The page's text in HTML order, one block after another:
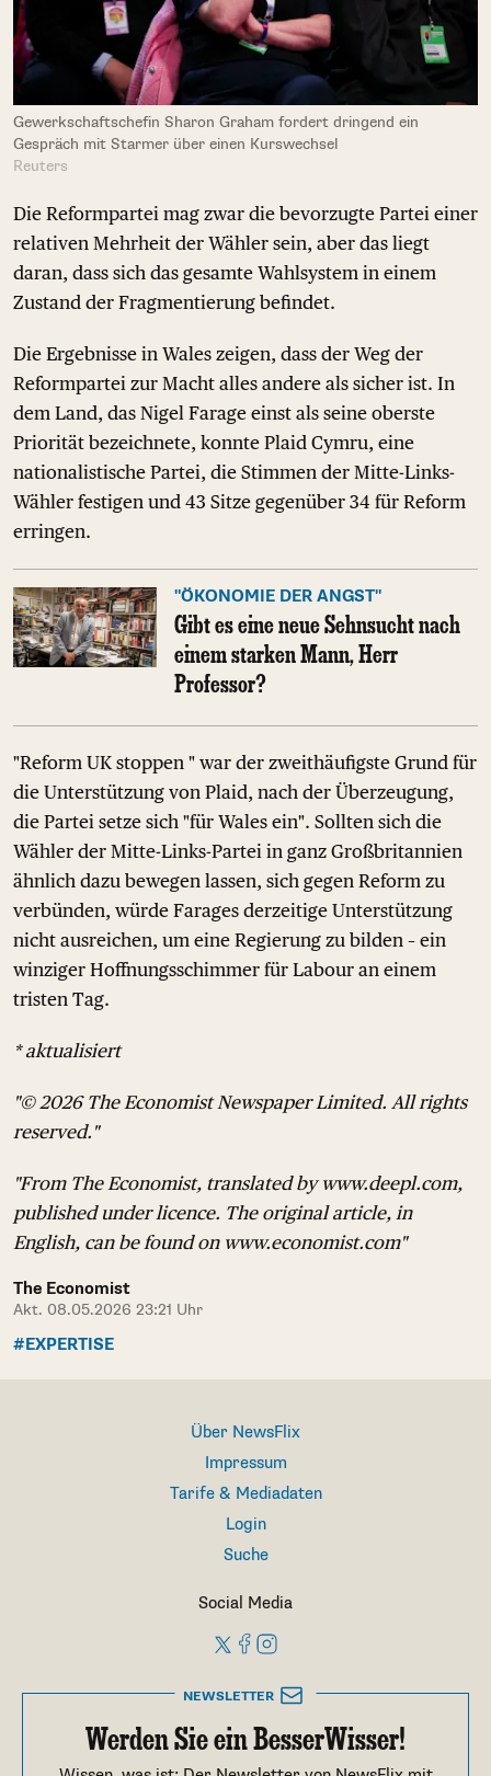
Gewerkschaftschefin Sharon Graham fordert dringend ein
Gespräch mit Starmer über einen Kurswechsel
Reuters
Die Reformpartei mag zwar die bevorzugte Partei einer
relativen Mehrheit der Wähler sein, aber das liegt
daran, dass sich das gesamte Wahlsystem in einem
Zustand der Fragmentierung befindet.
Die Ergebnisse in Wales zeigen, dass der Weg der
Reformpartei zur Macht alles andere als sicher ist. In
dem Land, das Nigel Farage einst als seine oberste
Priorität bezeichnete, konnte Plaid Cymru, eine
nationalistische Partei, die Stimmen der Mitte-Links-
Wähler festigen und 43 Sitze gegenüber 34 für Reform
erringen.
"ÖKONOMIE DER ANGST"
Gibt es eine neue Sehnsucht nach
einem starken Mann, Herr
Professor?
"Reform UK stoppen " war der zweithäufigste Grund für
die Unterstützung von Plaid, nach der Überzeugung,
die Partei setze sich "für Wales ein". Sollten sich die
Wähler der Mitte-Links-Partei in ganz Großbritannien
ähnlich dazu bewegen lassen, sich gegen Reform zu
verbünden, würde Farages derzeitige Unterstützung
nicht ausreichen, um eine Regierung zu bilden – ein
winziger Hoffnungsschimmer für Labour an einem
tristen Tag.
* aktualisiert
"© 2026 The Economist Newspaper Limited. All rights
reserved."
"From The Economist, translated by www.deepl.com,
published under licence. The original article, in
English, can be found on www.economist.com"
The Economist
Akt. 08.05.2026 23:21 Uhr
#EXPERTISE
Über NewsFlix
Impressum
Tarife & Mediadaten
Login
Suche
Social Media
NEWSLETTER
Werden Sie ein BesserWisser!